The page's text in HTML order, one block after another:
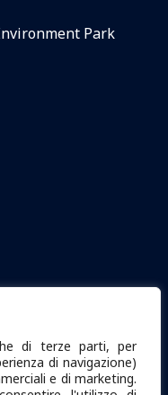
di terze parti, per
di navigazione)
e di marketing.
Park
Torino